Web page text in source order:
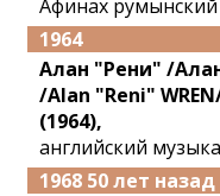
Афинах
1964
Алан "Рени" /
/Alan "Reni"
(1964),
английский
1968 50 лет назад